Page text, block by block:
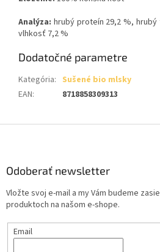
Analýza: hrubý proteín 29,2 %,
vlhkosť 7,2 %
Dodatočné parametre
Kategória: Sušené bio mlsky
EAN: 8718858309313
Odoberať newsletter
Vložte svoj e-mail a my Vám budeme
produktoch na našom e-shope.
Email